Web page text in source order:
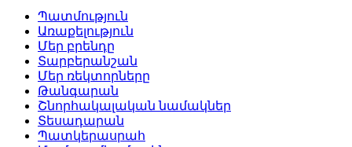
Պատմություն
Առաքելություն
Մեր բրենդը
Տարբերանշան
Մեր ռեկտորները
Թանգարան
Շնորհակալական նամակներ
Տեսադարան
Պատկերասրահ